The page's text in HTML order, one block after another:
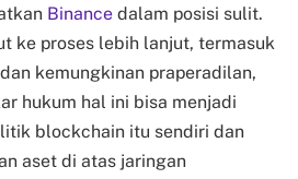
Binance dalam posisi sulit.
ke proses lebih lanjut, termasuk
kemungkinan praperadilan,
hukum hal ini bisa menjadi
blockchain itu sendiri dan
aset di atas jaringan